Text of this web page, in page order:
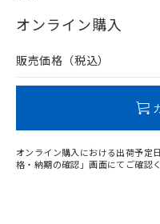
在庫等で未対応品が混在
問い合わせください。
オンライン購入
販売価格（税込）
オンライン購入における出荷予定
格・納期の確認」画面にてご確認